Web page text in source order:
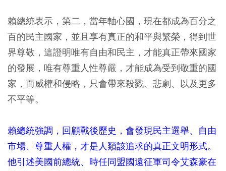
賴總統表示，第二，當年軸心國，現在都成為百分之
百的民主國家，並且享有真正的和平與繁榮，得到世
界尊敬，這證明唯有自由和民主，才能真正帶來國家
的發展，唯有尊重人性尊嚴，才能成為受到敬重的國
家，而威權和侵略，只會帶來殺戮、悲劇、以及更多
不平等。
賴總統強調，回顧戰後歷史，會發現民主選舉、自由
市場、尊重人權，才是人類該追求的真正文明形式。
他引述美國前總統、時任同盟國遠征軍司令艾森豪在